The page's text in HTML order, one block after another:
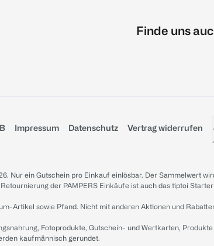
Finde uns
Impressum Datenschutz Vertrag widerrufen
Nur ein Gutschein pro Einkauf einlösbar. Der Sammelwert
der PAMPERS Einkäufe ist auch das tiptoi
Artikel sowie Pfand. Nicht mit anderen Aktionen und
Fotoprodukte, Gutschein- und Wertkarten,
kaufmännisch gerundet.